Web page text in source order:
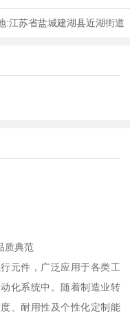
:江苏省盐城建湖县近湖街道
质典范
元件，广泛应用于各类工
化系统中。随着制造业转
、耐用性及个性化定制能